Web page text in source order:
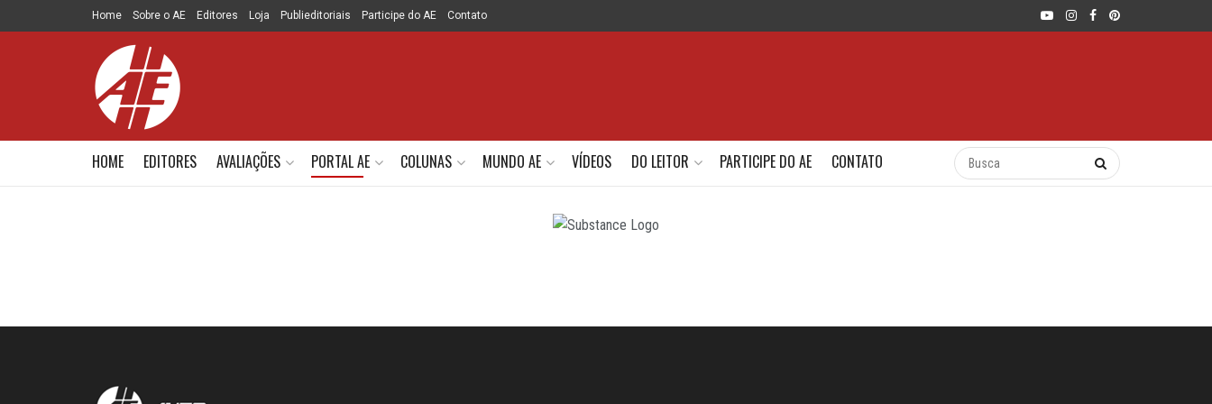
Home Sobre o AE Editores Loja Publieditoriais Participe do AE Contato
HOME EDITORES AVALIAÇÕES PORTAL AE COLUNAS MUNDO AE VÍDEOS DO LEITOR PARTICIPE DO AE CONTATO